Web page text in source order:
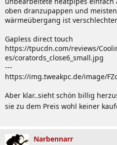
oben dranzupappen und
wärmeübergang ist
Gapless direct touch
https://tpucdn.com/reviews/
es/coratords_close6_small.jpg
---
https://img.tweakpc.de/image/
Aber klar..sieht schön billig
sie zu dem Preis wohl keiner
Narbennarr